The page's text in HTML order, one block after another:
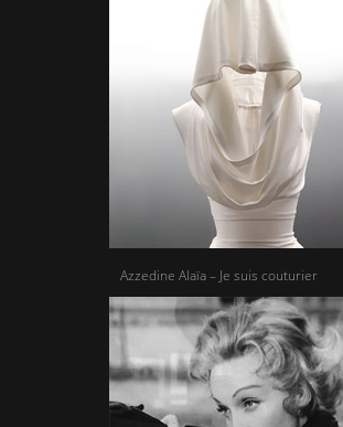
Azzedine Alaïa – Je suis couturier